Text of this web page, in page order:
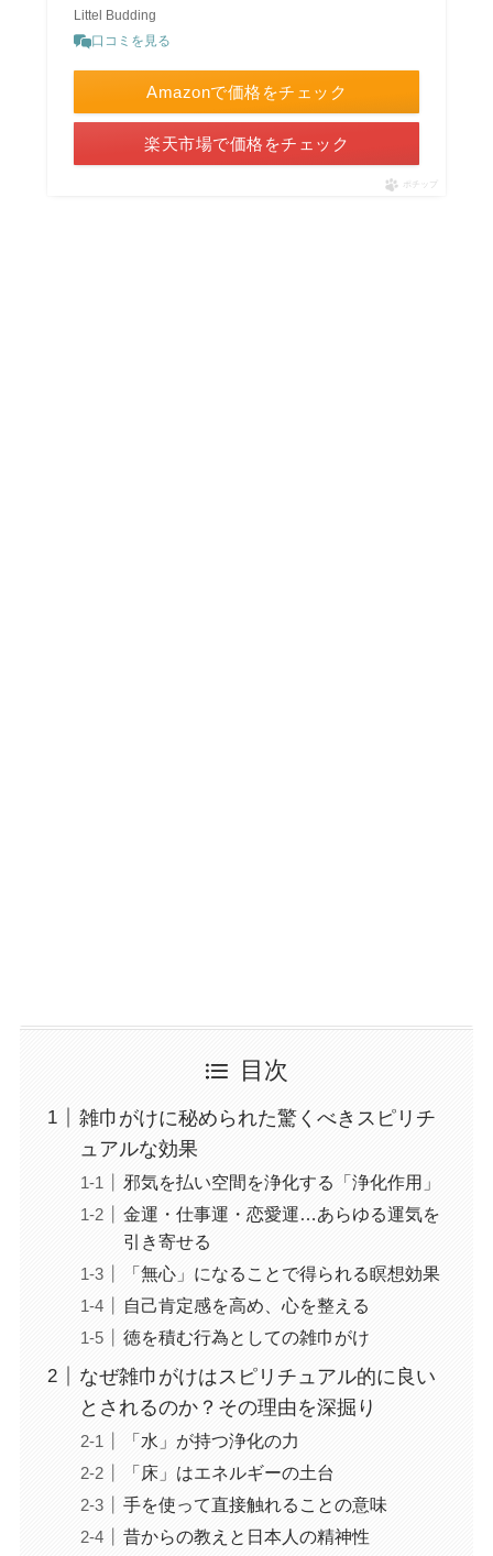
Littel Budding
口コミを見る
Amazonで価格をチェック
楽天市場で価格をチェック
ポチップ
目次
雑巾がけに秘められた驚くべきスピリチ
ュアルな効果
邪気を払い空間を浄化する「浄化作用」
金運・仕事運・恋愛運…あらゆる運気を
引き寄せる
「無心」になることで得られる瞑想効果
自己肯定感を高め、心を整える
徳を積む行為としての雑巾がけ
なぜ雑巾がけはスピリチュアル的に良い
とされるのか？その理由を深掘り
「水」が持つ浄化の力
「床」はエネルギーの土台
手を使って直接触れることの意味
昔からの教えと日本人の精神性